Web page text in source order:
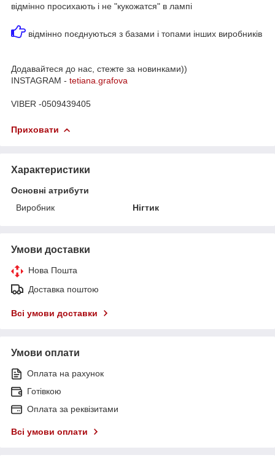
відмінно просихають і не "кукожатся" в лампі
відмінно поєднуються з базами і топами інших виробників
Додавайтеся до нас, стежте за новинками))
INSTAGRAM - tetiana.grafova
VIBER -0509439405
Приховати
Характеристики
Основні атрибути
Виробник
Нігтик
Умови доставки
Нова Пошта
Доставка поштою
Всі умови доставки
Умови оплати
Оплата на рахунок
Готівкою
Оплата за реквізитами
Всі умови оплати